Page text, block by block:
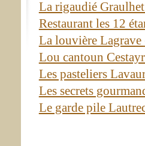
La rigaudié
Restaurant les 12
La louvière Lagrave
Lou cantoun
Les pasteliers
Les secrets
Le garde pile